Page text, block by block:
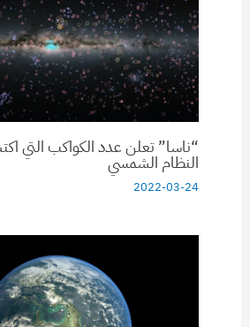
“ناسا” تعلن عدد الكواكب التي
النظام الشمسي
2022-03-24